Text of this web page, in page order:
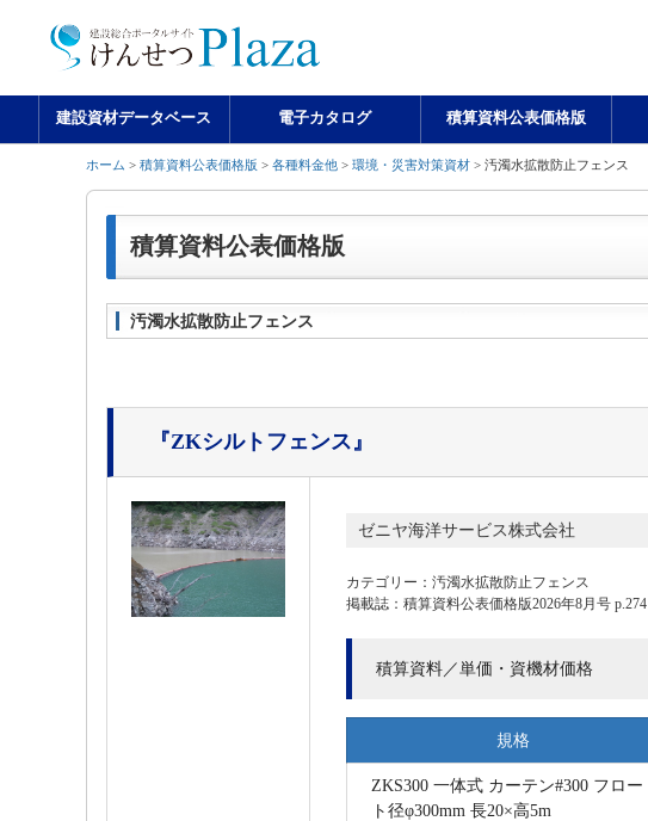
建設資材データベース 電子カタログ 積算資料公表価格版
ホーム > 積算資料公表価格版 > 各種料金他 > 環境・災害対策資材 > 汚濁水拡散防止フェンス
積算資料公表価格版
汚濁水拡散防止フェンス
『ZKシルトフェンス』
ゼニヤ海洋サービス株式会社
カテゴリー：汚濁水拡散防止フェンス
掲載誌：積算資料公表価格版2026年8月号 p.274
積算資料／単価・資機材価格
規格
ZKS300 一体式 カーテン#300 フロー
ト径φ300mm 長20×高5m